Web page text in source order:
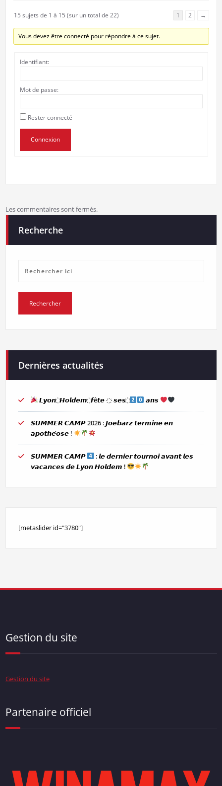
15 sujets de 1 à 15 (sur un total de 22) 1 2 →
Vous devez être connecté pour répondre à ce sujet.
Identifiant:
Mot de passe:
Rester connecté
Connexion
Les commentaires sont fermés.
Recherche
Dernières actualités
𝙇𝙮𝙤𝙣 ҉ 𝙃𝙤𝙡𝙙𝙚𝙢 ҉ 𝙛ê𝙩𝙚 ҉ 𝙨𝙚𝙨 ҉ 𝙖𝙣𝙨
𝙎𝙐𝙈𝙈𝙀𝙍 𝘾𝘼𝙈𝙋 2026 : 𝙅𝙤𝙚𝙗𝙖𝙧𝙯 𝙩𝙚𝙧𝙢𝙞𝙣𝙚 𝙚𝙣
𝙖𝙥𝙤𝙩𝙝𝙚́𝙤𝙨𝙚 !
𝙎𝙐𝙈𝙈𝙀𝙍 𝘾𝘼𝙈𝙋
: 𝙡𝙚 𝙙𝙚𝙧𝙣𝙞𝙚𝙧 𝙩𝙤𝙪𝙧𝙣𝙤𝙞 𝙖𝙫𝙖𝙣𝙩 𝙡𝙚𝙨
𝙫𝙖𝙘𝙖𝙣𝙘𝙚𝙨 𝙙𝙚 𝙇𝙮𝙤𝙣 𝙃𝙤𝙡𝙙𝙚𝙢 !
[metaslider id="3780"]
Gestion du site
Gestion du site
Partenaire officiel